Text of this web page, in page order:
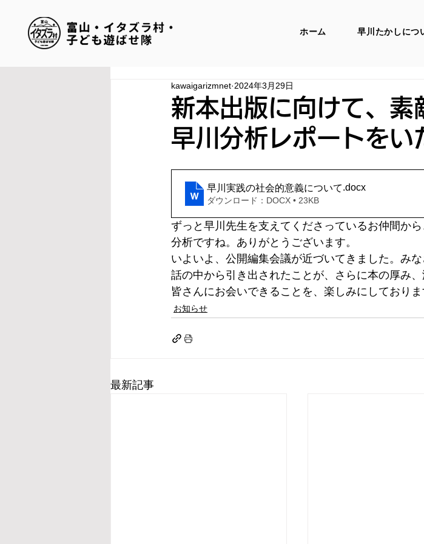
ホーム 早川たかしにつ
新本出版に向けて、素
早川分析レポートを
kawaigarizmnet 2024年3月29日
早川実践の社会的意義について.docx
ダウンロード：DOCX • 23KB
ずっと早川先生を支えてくださっているお仲間か
分析ですね。ありがとうございます。
いよいよ、公開編集会議が近づいてきました。み
話の中から引き出されたことが、さらに本の厚み
皆さんにお会いできることを、楽しみにしておりま
お知らせ
最新記事